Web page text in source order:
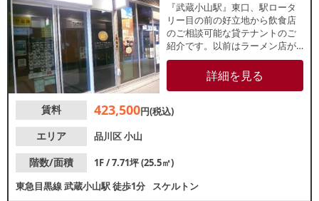
『武蔵小山駅』東口、駅ロータ
リー目の前の好立地から飲食店
のご相談可能な貸テナントのご
紹介です。以前はラーメン店が
出店歴しており、居酒屋等重飲
食のご相談も可能です。大型シ
ョッピングモールの一角で、他
業中！駅利用者はじめとした集
詳細を見る
賃料 423,500円(税込)
エリア
品川区小山
階数/面積
1F / 7.71坪 (25.5㎡)
東急目黒線武蔵小山駅徒歩1分 スケルトン